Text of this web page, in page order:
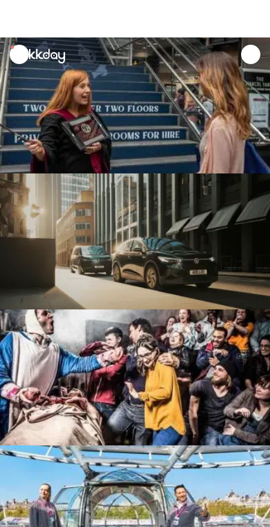
unread
notifications